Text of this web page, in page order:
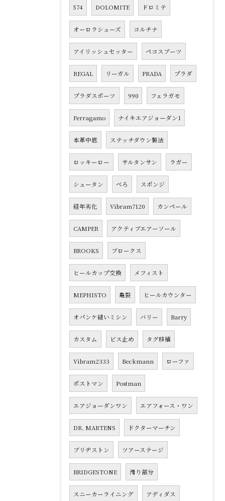
574 DOLOMITE ドロミテ
オーロラシューズ コルチナ
アイリッシュセッター ペコスブーツ
REGAL リーガル PRADA プラダ
プラダスポーツ 990 フェラガモ
Ferragamo ナイキエアジョーダン1
本革中底 ステッチダウン製法
ロッキーロー サルタンサン ラガー
シュータン べろ スポンジ
経年劣化 Vibram7120 カンペール
CAMPER アクティブエアーソール
BROOKS ブロークス
ヒールカップ交換 メフィスト
MEPHISTO 亀裂 ヒールカウンター
オパンケ縫いミシン バリー Barry
カスタム ビス止め タグ移植
Vibram2333 Beckmann ローファ
ポストマン Postman
エアジョーダンワン エアフォース・ワン
DR. MARTENS ドクターマーチン
ブリヂストン ツアーステージ
BRIDGESTONE 滑り部分
スニーカーライニング アディダス